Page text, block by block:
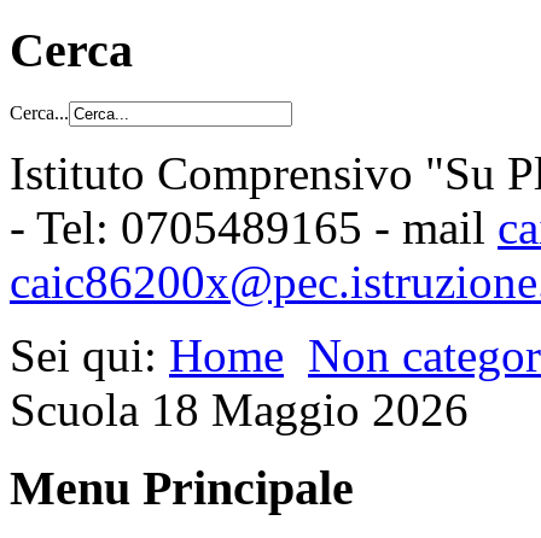
Cerca
Cerca...
Istituto Comprensivo "Su
- Tel: 0705489165 - mail
Sei qui: Home Non
Scuola 18 Maggio 2026
Menu Principale